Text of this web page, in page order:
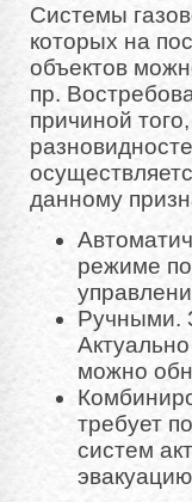
Системы
которых на
объектов
пр.
причиной
данному
режиме
Ручными.
можно
требует
систем